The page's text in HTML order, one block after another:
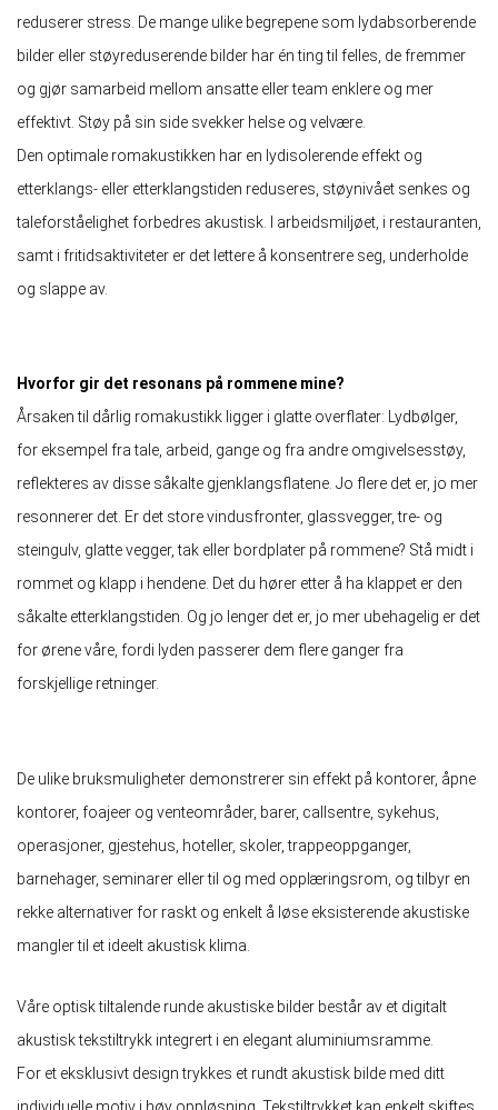
reduserer stress. De mange ulike begrepene som lydabsorberende
bilder eller støyreduserende bilder har én ting til felles, de fremmer
og gjør samarbeid mellom ansatte eller team enklere og mer
effektivt. Støy på sin side svekker helse og velvære.
Den optimale romakustikken har en lydisolerende effekt og
etterklangs- eller etterklangstiden reduseres, støynivået senkes og
taleforståelighet forbedres akustisk. I arbeidsmiljøet, i restauranten,
samt i fritidsaktiviteter er det lettere å konsentrere seg, underholde
og slappe av.
Hvorfor gir det resonans på rommene mine?
Årsaken til dårlig romakustikk ligger i glatte overflater: Lydbølger,
for eksempel fra tale, arbeid, gange og fra andre omgivelsesstøy,
reflekteres av disse såkalte gjenklangsflatene. Jo flere det er, jo mer
resonnerer det. Er det store vindusfronter, glassvegger, tre- og
steingulv, glatte vegger, tak eller bordplater på rommene? Stå midt i
rommet og klapp i hendene. Det du hører etter å ha klappet er den
såkalte etterklangstiden. Og jo lenger det er, jo mer ubehagelig er det
for ørene våre, fordi lyden passerer dem flere ganger fra
forskjellige retninger.
De ulike bruksmuligheter demonstrerer sin effekt på kontorer, åpne
kontorer, foajeer og venteområder, barer, callsentre, sykehus,
operasjoner, gjestehus, hoteller, skoler, trappeoppganger,
barnehager, seminarer eller til og med opplæringsrom, og tilbyr en
rekke alternativer for raskt og enkelt å løse eksisterende akustiske
mangler til et ideelt akustisk klima.
Våre optisk tiltalende runde akustiske bilder består av et digitalt
akustisk tekstiltrykk integrert i en elegant aluminiumsramme.
For et eksklusivt design trykkes et rundt akustisk bilde med ditt